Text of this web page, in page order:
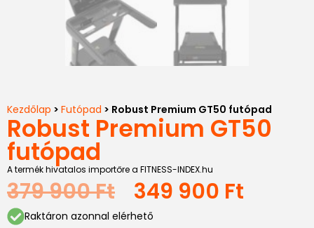
Kezdőlap > Futópad > Robust Premium GT50 futópad
Robust Premium GT50
futópad
A termék hivatalos importőre a FITNESS-INDEX.hu
379 900Ft 349 900 Ft
Raktáron azonnal elérhető